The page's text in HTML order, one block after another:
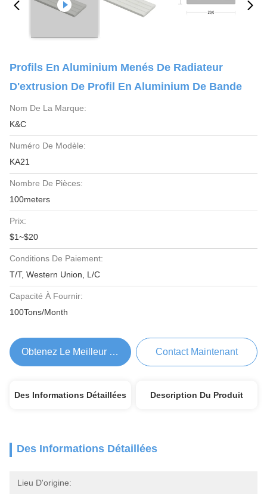
Profils En Aluminium Menés De Radiateur
D'extrusion De Profil En Aluminium De Bande
Nom De La Marque:
K&C
Numéro De Modèle:
KA21
Nombre De Pièces:
100meters
Prix:
$1~$20
Conditions De Paiement:
T/T, Western Union, L/C
Capacité À Fournir:
100Tons/Month
Obtenez Le Meilleur Prix Contact Maintenant
Des Informations Détaillées Description Du Produit
Des Informations Détaillées
Lieu D'origine: